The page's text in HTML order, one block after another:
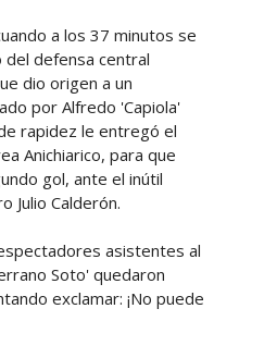
a los 37 minutos se
del defensa central
dio origen a un
por Alfredo 'Capiola'
rapidez le entregó el
Anichiarico, para que
gol, ante el inútil
Julio Calderón.
asistentes al
Soto' quedaron
exclamar: ¡No puede